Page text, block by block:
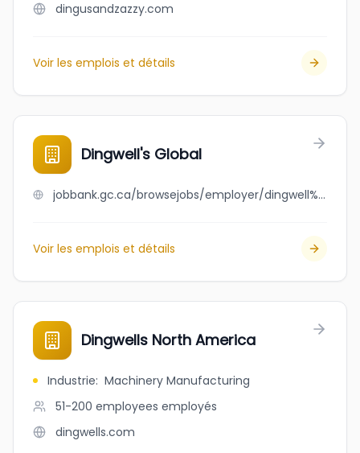
dingusandzazzy.com
Voir les emplois et détails
Dingwell's Global
jobbank.gc.ca/browsejobs/employer/dingwell%27s+global/ca
Voir les emplois et détails
Dingwells North America
Industrie: Machinery Manufacturing
51-200 employees employés
dingwells.com